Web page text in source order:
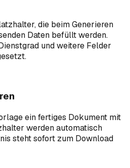
die beim Generieren
Daten befüllt werden.
und weitere Felder
ein fertiges Dokument mit
werden automatisch
steht sofort zum Download